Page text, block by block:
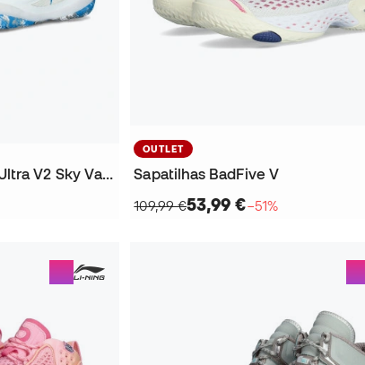
Sapatilhas Wade 808 5 Ultra V2 Sky Vault
OUTLET
Sapatilhas BadFive V
109,99 €53,99 €−51%